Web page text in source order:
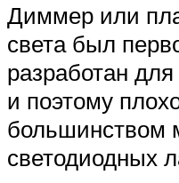
Диммер или
света был
разработан
и поэтому
большинством
светодиодных